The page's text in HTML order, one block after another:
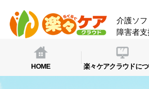
介護ソフ
障害者
HOME 楽々ケアクラウドに